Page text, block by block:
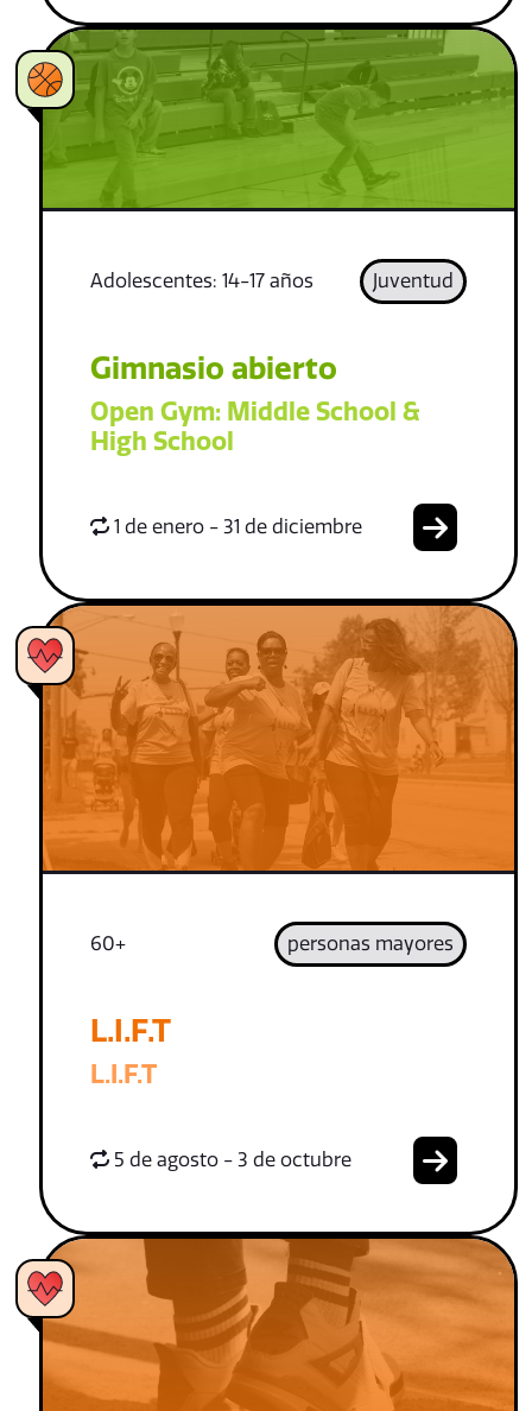
Adolescentes: 14-17 años Juventud
Gimnasio abierto
Open Gym: Middle School &
High School
1 de enero - 31 de diciembre
60+ personas mayores
L.I.F.T
L.I.F.T
5 de agosto - 3 de octubre